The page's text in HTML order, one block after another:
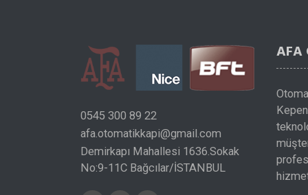
0545 300 89 22
afa.otomatikkapi@gmail.com
Demirkapı Mahallesi 1636.Sokak
No:9-11C Bağcılar/İSTANBUL
AFA